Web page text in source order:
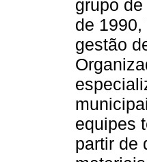
grupo
de
gestão
equipes
partir de